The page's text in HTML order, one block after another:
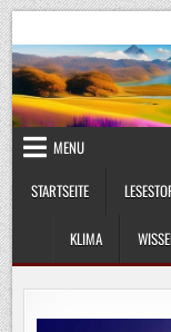
Skip
to
content
MENU
STARTSEITE
KLIMA